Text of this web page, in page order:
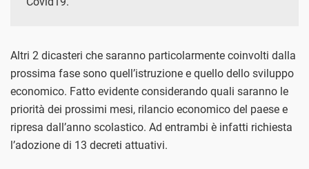
Altri 2 dicasteri che saranno particolarmente coinvolti dalla
prossima fase sono quell’istruzione e quello dello sviluppo
economico. Fatto evidente considerando quali saranno le
priorità dei prossimi mesi, rilancio economico del paese e
ripresa dall’anno scolastico. Ad entrambi è infatti richiesta
l’adozione di 13 decreti attuativi.